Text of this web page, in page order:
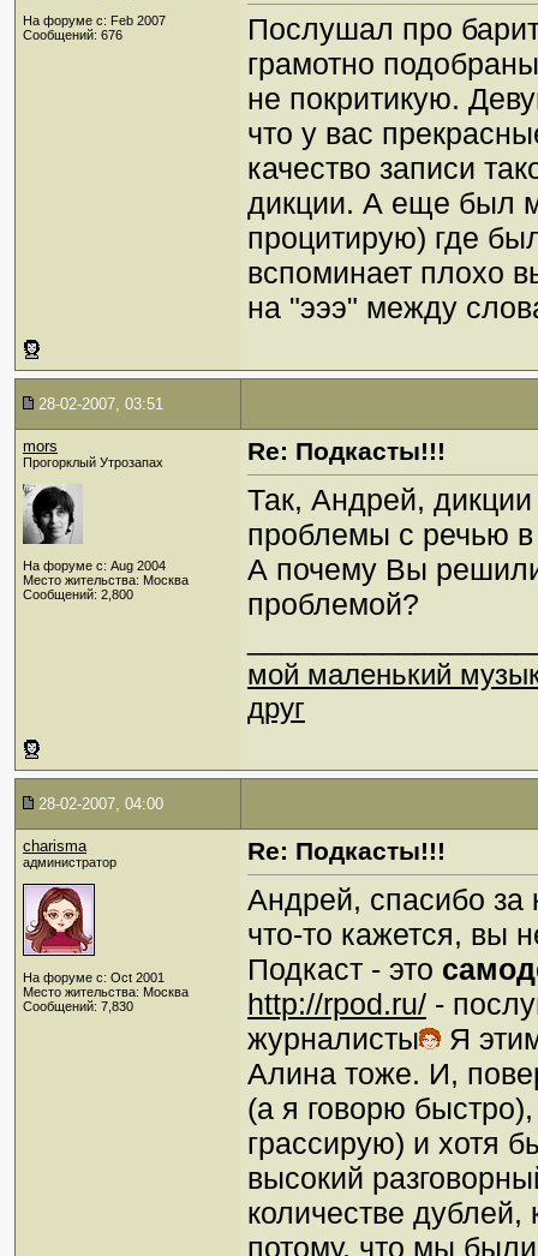
На форуме с: Feb 2007
Сообщений: 676
Послушал про
грамотно
не покритикую.
что у вас
качество записи
дикции. А еще был
процитирую) где
вспоминает плохо
на "эээ" между
28-02-2007, 03:51
mors
Прогорклый Утрозапах
На форуме с: Aug 2004
Место жительства: Москва
Сообщений: 2,800
Re: Подкасты!!!
Так, Андрей,
проблемы с речью
А почему Вы
проблемой?
мой маленький
друг
28-02-2007, 04:00
charisma
администратор
На форуме с: Oct 2001
Место жительства: Москва
Сообщений: 7,830
Re: Подкасты!!!
Андрей, спасибо за
что-то кажется, вы
Подкаст - это
http://rpod.ru/ -
журналисты
Я
Алина тоже. И,
(а я говорю
грассирую) и хотя
высокий
количестве
потому, что мы